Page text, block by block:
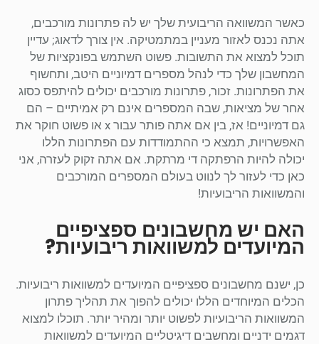
כאשר המשוואה הריבועית שלך יש לה פתרונות מורכבים,
אתה נכנס לאזור מעניין במתמטיקה. אין צורך לדאוג; עדיין
תוכל למצוא את התשובות. פשוט השתמש בפונקציות של
המחשבון שלך כדי לנהל מספרים דמיוניים היטב, ותחשוף
את הפתרונות. זכור, פתרונות מורכבים יכולים להיתפס כסוג
אחר של מציאות, שבה המספרים אינם רק אמיתיים – הם
גם דמיוניים! אז, בין אם אתה פותר עבור x או פשוט חוקר את
האפשרויות, תמצא כי ההתמודדות עם הפתרונות הללו
יכולה להיות הרפתקה די מרתקת. אם אתה זקוק לעזרה, אני
כאן כדי לעזור לך לנווט בעולם המספרים המורכבים
והמשוואות הריבועיות!
האם יש מחשבונים ספציפיים
המיועדים למשוואות ריבועיות?
כן, ישנם מחשבונים ספציפיים המיועדים למשוואות ריבועיות.
הכלים המיוחדים הללו יכולים להפוך את תהליך פתרון
המשוואות הריבועיות לפשוט יותר ומהיר יותר. תוכלו למצוא
דגמים ידניים ומחשבים דיגיטליים המיועדים למשוואות